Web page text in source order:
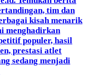
tim dan
kisah menarik
menghadirkan
populer, hasil
prestasi atlet
sedang menjadi